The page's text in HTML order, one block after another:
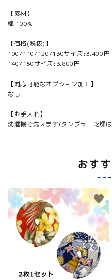
【素材】
綿 100%
【価格(税抜)】
100/110/120/130サイズ:3,400円
140/150サイズ:3,800円
【対応可能なオプション加工】
なし
【お手入れ】
洗濯機で洗えます(タンブラー乾燥
おす
favorite